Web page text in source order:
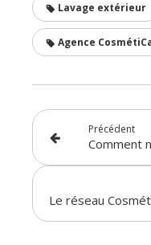
Lavage extérieur
Agence
Précédent